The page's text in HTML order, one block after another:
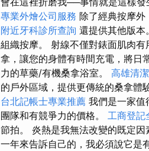
專業外燴公司服務 除了經典按摩外
附近牙科診所查詢 還提供其他版本
組織按摩。 射線不僅對錶面肌肉
拿，讓您的身體有時間充電，將日
力的草藥/有機桑拿浴室。 高雄清
的戶外區域，提供更傳統的桑拿體
台北記帳士專業推薦 我們是一家值
團隊和有競爭力的價格。 工商登記
節拍。 炎熱是我無法改變的既定
一年來告訴自己的，我必須說它是